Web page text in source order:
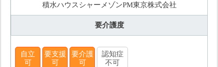
積水ハウスシャーメゾンPM東京株式会社
要介護度
自立
可
要支援
可
要介護
可
認知症
不可